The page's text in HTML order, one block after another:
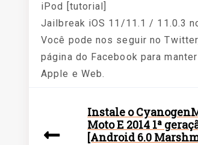
iPod [tutorial]
Jailbreak iOS 11/11.1 / 11.0.3
Você pode nos seguir no
página do Facebook para
Apple e Web.
Instale o
Moto E 2014 1ª
[Android 6.0